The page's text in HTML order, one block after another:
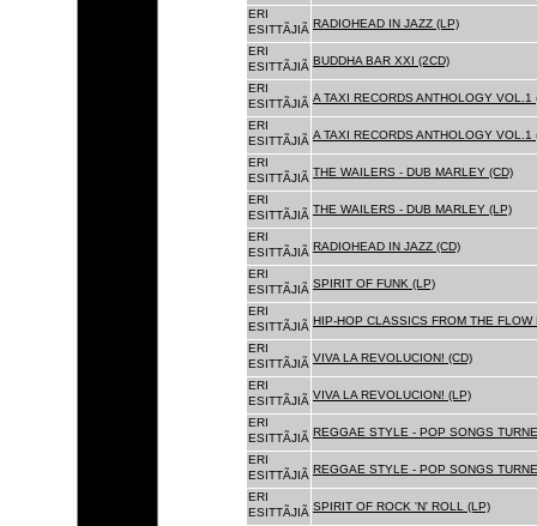
ERI
ESITTÃJIÃ RADIOHEAD IN JAZZ (LP)
ERI
ESITTÃJIÃ BUDDHA BAR XXI (2CD)
ERI
ESITTÃJIÃ A TAXI RECORDS ANTHOLOGY VOL.1
ERI
ESITTÃJIÃ A TAXI RECORDS ANTHOLOGY VOL.1
ERI
ESITTÃJIÃ THE WAILERS - DUB MARLEY (CD)
ERI
ESITTÃJIÃ THE WAILERS - DUB MARLEY (LP)
ERI
ESITTÃJIÃ RADIOHEAD IN JAZZ (CD)
ERI
ESITTÃJIÃ SPIRIT OF FUNK (LP)
ERI
ESITTÃJIÃ HIP-HOP CLASSICS FROM THE FLOW
ERI
ESITTÃJIÃ VIVA LA REVOLUCION! (CD)
ERI
ESITTÃJIÃ VIVA LA REVOLUCION! (LP)
ERI
ESITTÃJIÃ REGGAE STYLE - POP SONGS
ERI
ESITTÃJIÃ REGGAE STYLE - POP SONGS
ERI
ESITTÃJIÃ SPIRIT OF ROCK 'N' ROLL (LP)